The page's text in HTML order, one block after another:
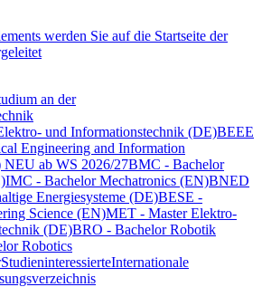
an der
und Informationstechnik (DE)BEEE
Engineering and Information
ab WS 2026/27BMC - Bachelor
IMC - Bachelor Mechatronics (EN)BNED
Energiesysteme (DE)BESE -
Science (EN)MET - Master Elektro-
(DE)BRO - Bachelor Robotik
Robotics
StudieninteressierteInternationale